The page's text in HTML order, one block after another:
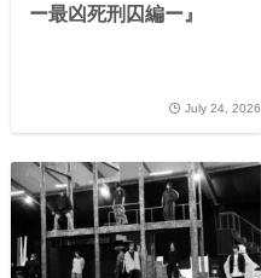
ー最凶死刑囚編ー』
July 24, 2026